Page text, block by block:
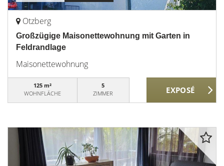
Otzberg
Großzügige Maisonettewohnung mit Garten in
Feldrandlage
Maisonettewohnung
125 m²
WOHNFLÄCHE
5
ZIMMER